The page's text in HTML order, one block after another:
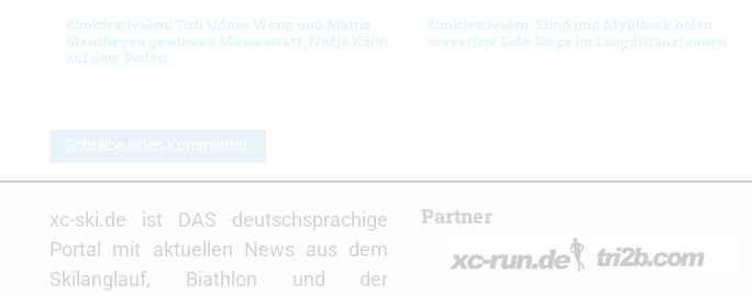
Blinkfestivalen: Tiril Udnes Weng und Mattis
Stenshagen gewinnen Massenstart, Nadja Kälin
auf dem Podest
Blinkfestivalen: Slind und Myhlback holen
souveräne Solo-Siege im Langdistanzrennen
Schreibe einen Kommentar
xc-ski.de ist DAS deutschsprachige
Portal mit aktuellen News aus dem
Skilanglauf, Biathlon und der
Partner